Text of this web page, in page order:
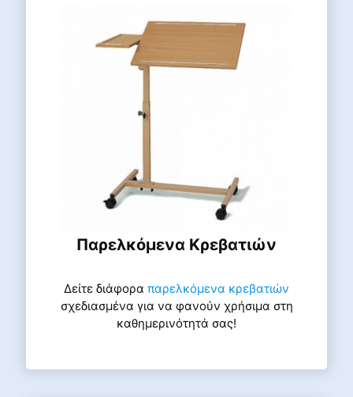
Παρελκόμενα Κρεβατιών
Δείτε διάφορα παρελκόμενα κρεβατιών
σχεδιασμένα για να φανούν χρήσιμα στη
καθημερινότητά σας!